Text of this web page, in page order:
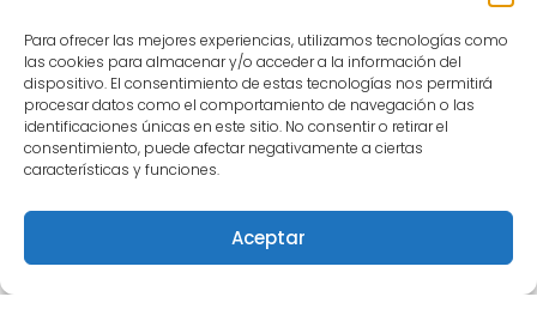
Para ofrecer las mejores experiencias, utilizamos tecnologías como
las cookies para almacenar y/o acceder a la información del
dispositivo. El consentimiento de estas tecnologías nos permitirá
procesar datos como el comportamiento de navegación o las
identificaciones únicas en este sitio. No consentir o retirar el
consentimiento, puede afectar negativamente a ciertas
características y funciones.
Aceptar
Este obra está bajo unalicencia de Creative
Commons Reconocimiento-NoComercial-
CompartirIgual 4.0 Internacional
Para comunicarse con Semilleros Deportivos puede
escribir vía correo electrónico a